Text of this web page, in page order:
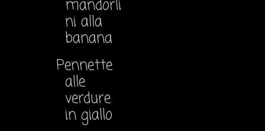
mandorli
ni alla
banana
Pennette
alle
verdure
in giallo